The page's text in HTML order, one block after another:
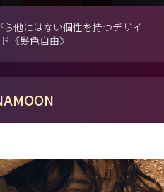
他にはない個性を持つデザイ
《髪色自由》